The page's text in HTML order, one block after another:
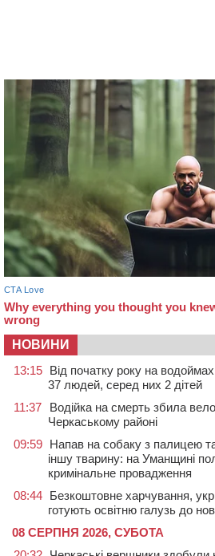
НОВИНИ
13:15
Від початку року на
37 людей, серед них 2 дітей
11:37
Водійка на смерть збила
Черкаському районі
09:59
Напав на собаку з палицею
іншу тварину: на Уманщині
кримінальне провадження
08:44
Безкоштовне харчування,
готують освітню галузь до
08 СЕРПНЯ 2026, СУБОТА